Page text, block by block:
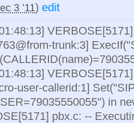
3 '11) edit
trunk:3]
user-callerid:1]
in
pbx.c: --